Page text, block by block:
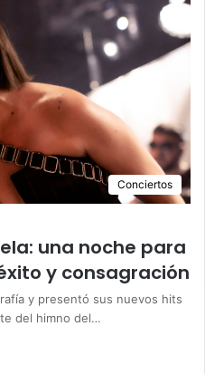
Conciertos
una noche para
y consagración
y presentó sus nuevos hits
del himno del…